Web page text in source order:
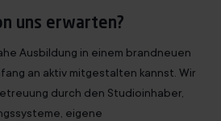
uns erwarten?
Ausbildung in einem brandneuen
an aktiv mitgestalten kannst. Wir
durch den Studioinhaber,
eigene